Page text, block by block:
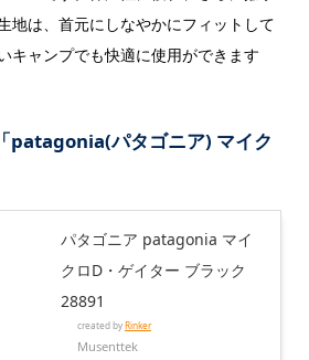
地は、首元にしなやかにフィットして
キャンプでも快適に使用ができます
パタゴニア) マイク
パタゴニア patagonia マイ
クロD・ゲイター ブラック
28891
created by Rinker
Musenttek